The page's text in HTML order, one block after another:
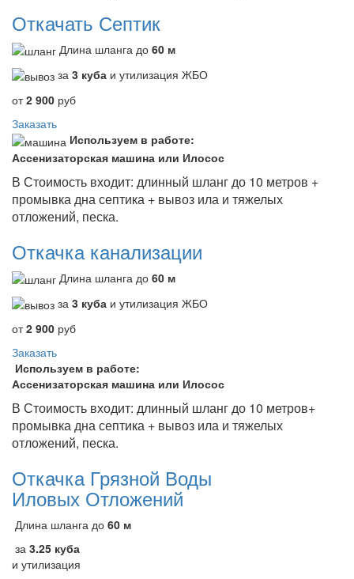
Откачать Септик
Длина шланга до 60 м
за 3 куба и утилизация ЖБО
от2 900 руб
Заказать
Используем в работе:
Ассенизаторская машина или Илосос
В Стоимость входит: длинный шланг до 10 метров +
промывка дна септика + вывоз ила и тяжелых
отложений, песка.
Откачка канализации
Длина шланга до 60 м
за 3 куба и утилизация ЖБО
от2 900 руб
Заказать
Используем в работе:
Ассенизаторская машина или Илосос
В Стоимость входит: длинный шланг до 10 метров+
промывка дна септика + вывоз ила и тяжелых
отложений, песка.
Откачка Грязной Воды
Иловых Отложений
Длина шланга до 60 м
за 3.25 куба
и утилизация